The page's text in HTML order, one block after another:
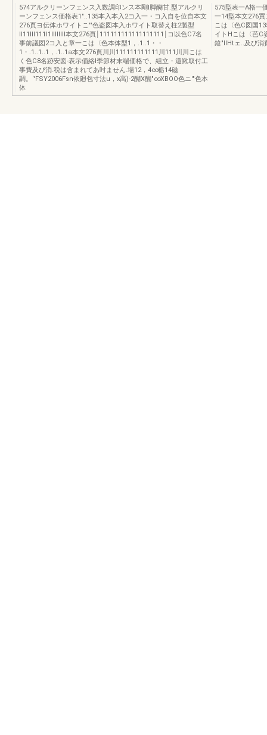
574アルクリーンフェンス入数調印ンス本剛l脚醐甘.型アルクリ
ーンフェンス価格表1"..135本入本入2コ入一・コ入自を位自本文
276頁ヨ伝体ホワイトこ'"色盗図本入ホワイト取替え柱2製型
lI11III111I1IIIIIIIl本文276頁￨111111111111111111￨コ以色C7名
事前議図2コ入と章一こは〈色本体型1，.1..1・・
1・.1..1..1，.1..1a本文276頁川川111111111111川111川川こは
く色C8名跡安図-表示価絡l季節材末端価格で、組立・還鰍取付工
事費及ぴ消.税は含まれてあ吋ません.場12，4∞栃14磁
調。‘'FSY2006Fsn依廻包寸法u，x高)-2醐X醐"∞XBOO色ニ'"色本
体
575型表一A格一
一14型本文276
こは〈色C図国
イトHこは〈芭C
鎗"IIHtェ..及び消